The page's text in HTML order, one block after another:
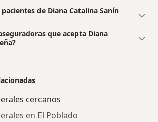
de Diana Catalina Sanín
que acepta Diana
cercanos
en El Poblado